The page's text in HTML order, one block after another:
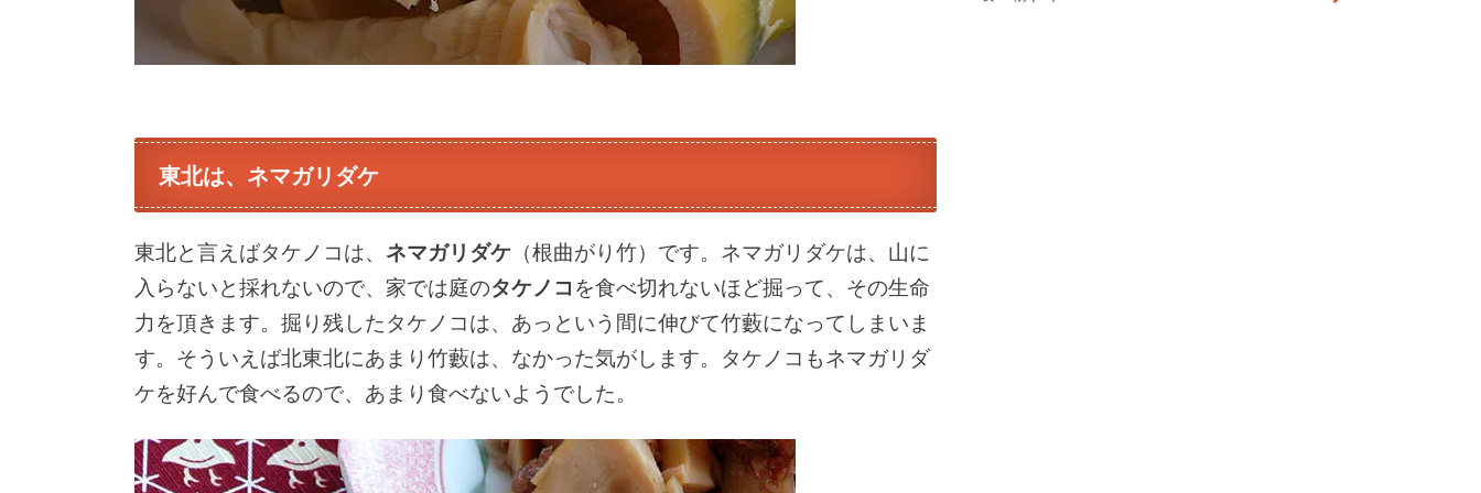
東北は、ネマガリダケ
東北と言えばタケノコは、 ネマガリダケ （根曲がり竹）です。ネマガリダケは、山に
入らないと採れないので、家では庭のタケノコ を食べ切れないほど掘って、その生命
力を頂きます。掘り残したタケノコは、あっという間に伸びて竹藪になってしまいま
す。そういえば北東北にあまり竹藪は、なかった気がします。タケノコもネマガリダ
ケを好んで食べるので、あまり食べないようでした。